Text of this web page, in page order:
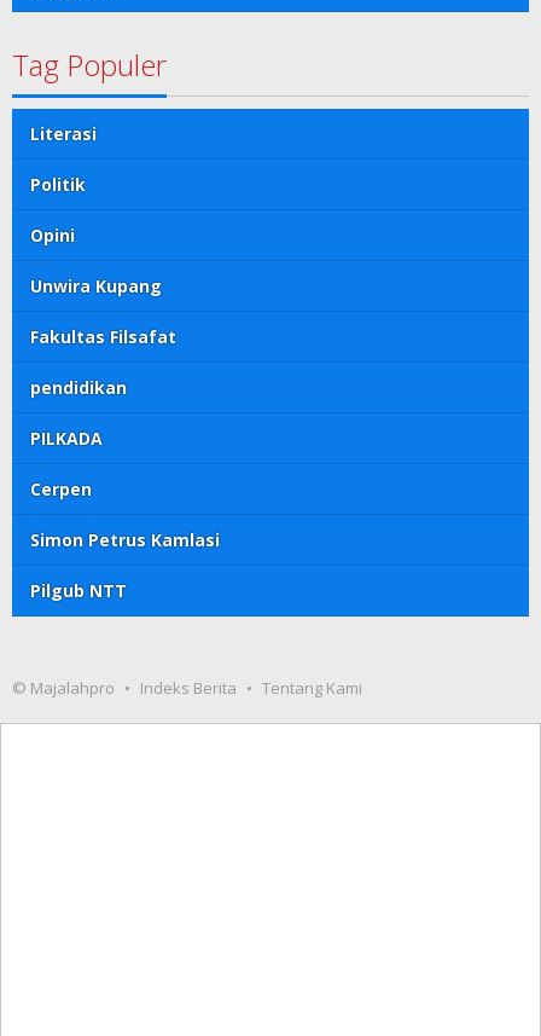
Tag Populer
Literasi
Politik
Opini
Unwira Kupang
Fakultas Filsafat
pendidikan
PILKADA
Cerpen
Simon Petrus Kamlasi
Pilgub NTT
© Majalahpro Indeks Berita Tentang Kami